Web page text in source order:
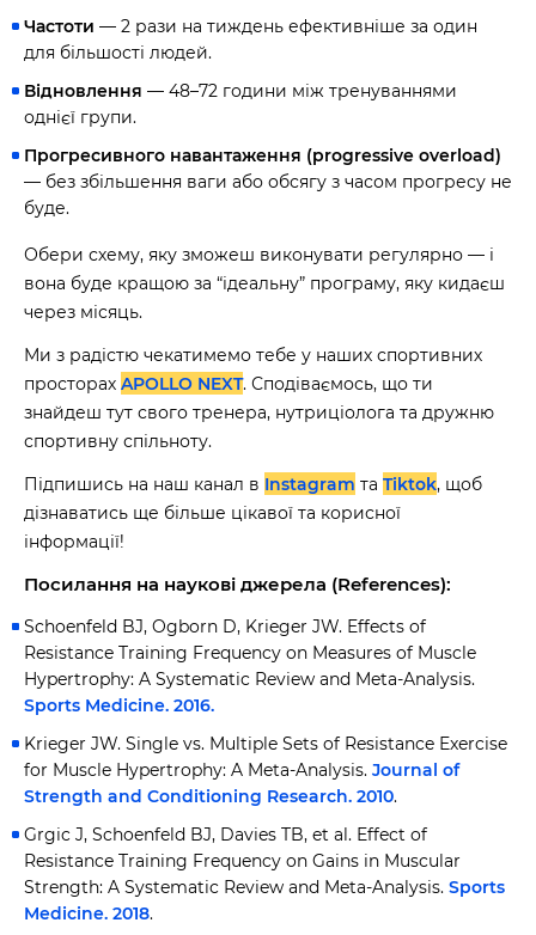
Частоти — 2 рази на тиждень ефективніше за один
для більшості людей.
Відновлення — 48–72 години між тренуваннями
однієї групи.
Прогресивного навантаження (progressive overload)
— без збільшення ваги або обсягу з часом прогресу не
буде.
Обери схему, яку зможеш виконувати регулярно — і
вона буде кращою за “ідеальну” програму, яку кидаєш
через місяць.
Ми з радістю чекатимемо тебе у наших спортивних
просторах APOLLO NEXT. Сподіваємось, що ти
знайдеш тут свого тренера, нутриціолога та дружню
спортивну спільноту.
Підпишись на наш канал в Instagram та Tiktok, щоб
дізнаватись ще більше цікавої та корисної
інформації!
Посилання на наукові джерела (References):
Schoenfeld BJ, Ogborn D, Krieger JW. Effects of
Resistance Training Frequency on Measures of Muscle
Hypertrophy: A Systematic Review and Meta-Analysis.
Sports Medicine. 2016.
Krieger JW. Single vs. Multiple Sets of Resistance Exercise
for Muscle Hypertrophy: A Meta-Analysis. Journal of
Strength and Conditioning Research. 2010.
Grgic J, Schoenfeld BJ, Davies TB, et al. Effect of
Resistance Training Frequency on Gains in Muscular
Strength: A Systematic Review and Meta-Analysis. Sports
Medicine. 2018.